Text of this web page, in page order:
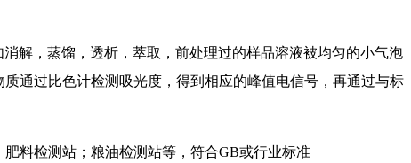
解，蒸馏，透析，萃取，前处理过的样品溶液被均匀的小气泡
通过比色计检测吸光度，得到相应的峰值电信号，再通过与标
料检测站；粮油检测站等，符合GB或行业标准